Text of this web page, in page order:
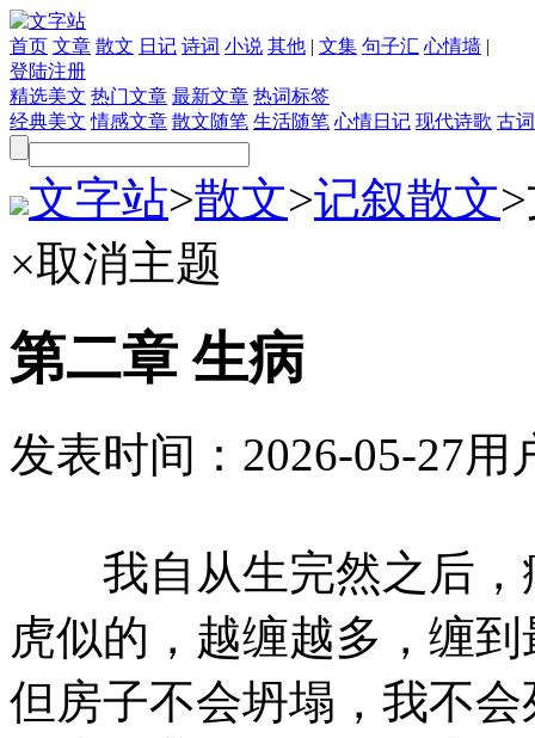
首页 文章 散文 日记 诗词 小说 其他 | 文集 句子汇 心情墙 |
登陆注册
精选美文 热门文章 最新文章 热词标签
经典美文 情感文章 散文随笔 生活随笔 心情日记 现代诗歌 古
文字站>散文>记叙散文>
×取消主题
第二章 生病
发表时间： 2026-05-27用
我自从生完然之后，
虎似的，越缠越多，缠
但房子不会坍塌，我不